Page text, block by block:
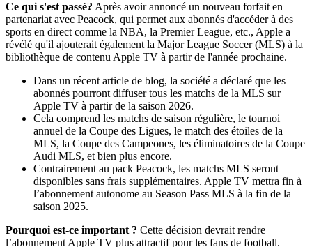
Ce qui s'est passé? Après avoir annoncé un nouveau forfait en
partenariat avec Peacock, qui permet aux abonnés d'accéder à des
sports en direct comme la NBA, la Premier League, etc., Apple a
révélé qu'il ajouterait également la Major League Soccer (MLS) à la
bibliothèque de contenu Apple TV à partir de l'année prochaine.
Dans un récent article de blog, la société a déclaré que les
abonnés pourront diffuser tous les matchs de la MLS sur
Apple TV à partir de la saison 2026.
Cela comprend les matchs de saison régulière, le tournoi
annuel de la Coupe des Ligues, le match des étoiles de la
MLS, la Coupe des Campeones, les éliminatoires de la Coupe
Audi MLS, et bien plus encore.
Contrairement au pack Peacock, les matchs MLS seront
disponibles sans frais supplémentaires. Apple TV mettra fin à
l’abonnement autonome au Season Pass MLS à la fin de la
saison 2025.
Pourquoi est-ce important ? Cette décision devrait rendre
l’abonnement Apple TV plus attractif pour les fans de football.